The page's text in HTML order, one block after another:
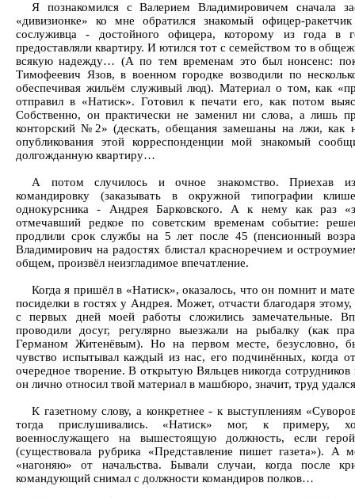
Я познакомился с Валерием Владимировичем сначала
«дивизионке» ко мне обратился знакомый офицер-
сослуживца - достойного офицера, которому из года
предоставляли квартиру. И ютился тот с семейством то в
всякую надежду… (А по тем временам это был нонсенс:
Тимофеевич Язов, в военном городке возводили по
обеспечивая жильём служивый люд). Материал о том, как
отправил в «Натиск». Готовил к печати его, как потом
Собственно, он практически не заменил ни слова, а лишь
конторский №2» (дескать, обещания замешаны на лжи, как
опубликования этой корреспонденции мой знакомый
долгожданную квартиру…
А потом случилось и очное знакомство. Приехав из
командировку (заказывать в окружной типографии
однокурсника - Андрея Барковского. А к нему как раз
отмечавший редкое по советским временам событие:
продлили срок службы на 5 лет после 45 (пенсионный
Владимирович на радостях блистал красноречием и
общем, произвёл неизгладимое впечатление.
Когда я пришёл в «Натиск», оказалось, что он помнит и
посиделки в гостях у Андрея. Может, отчасти благодаря
с первых дней моей работы сложились замечательные.
проводили досуг, регулярно выезжали на рыбалку (как
Германом Житенёвым). Но на первом месте, безусловно,
чувство испытывал каждый из нас, его подчинённых, когда
очередное творение. В открытую Вяльцев никогда
он лично относил твой материал в машбюро, значит, труд
К газетному слову, а конкретнее - к выступлениям
тогда прислушивались. «Натиск» мог, к примеру,
военнослужащего на вышестоящую должность, если
(существовала рубрика «Представление пишет газета»). А
«нагоняю» от начальства. Бывали случаи, когда после
командующий снимал с должности командиров полков…